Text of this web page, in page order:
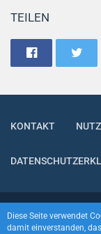
TEILEN
KONTAKT
Diese Seite verwendet
damit einverstanden,